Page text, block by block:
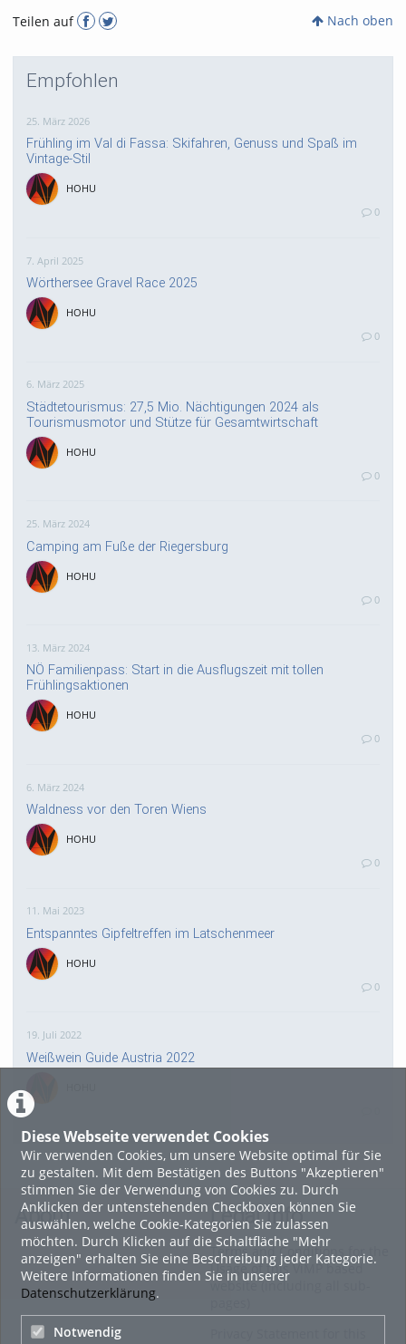
Diese Webseite verwendet Cookies
Wir verwenden Cookies, um unsere Website optimal für Sie
zu gestalten. Mit dem Bestätigen des Buttons "Akzeptieren"
stimmen Sie der Verwendung von Cookies zu. Durch
Anklicken der untenstehenden Checkboxen können Sie
auswählen, welche Cookie-Kategorien Sie zulassen
möchten. Durch Klicken auf die Schaltfläche "Mehr
anzeigen" erhalten Sie eine Beschreibung jeder Kategorie.
Weitere Informationen finden Sie in unserer
Datenschutzerklärung.
Notwendig
Teilen auf
Nach oben
Empfohlen
25. März 2026
Frühling im Val di Fassa: Skifahren, Genuss und Spaß im
Vintage-Stil
HOHU
0
7. April 2025
Wörthersee Gravel Race 2025
HOHU
0
6. März 2025
Städtetourismus: 27,5 Mio. Nächtigungen 2024 als
Tourismusmotor und Stütze für Gesamtwirtschaft
HOHU
0
25. März 2024
Camping am Fuße der Riegersburg
HOHU
0
13. März 2024
NÖ Familienpass: Start in die Ausflugszeit mit tollen
Frühlingsaktionen
HOHU
0
6. März 2024
Waldness vor den Toren Wiens
HOHU
0
11. Mai 2023
Entspanntes Gipfeltreffen im Latschenmeer
HOHU
0
19. Juli 2022
Weißwein Guide Austria 2022
16. Mai 2022
neuer Test-Newsbeitrag
HOHU
9. Mai 2022
¨Haager Lies reloaded“ - der neue Top-Radweg in OÖ
verbindet
About Legal Info
Terms and Conditions for the
Usage of this ViMP based
website (including all sub-